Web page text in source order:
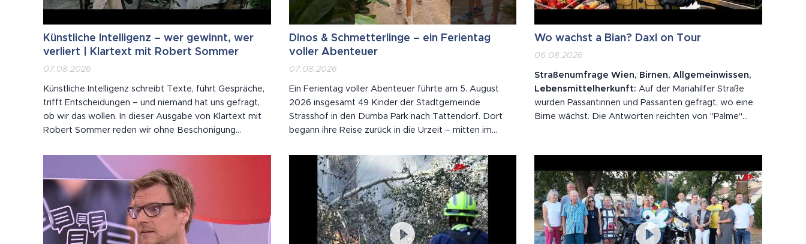
Künstliche Intelligenz – wer gewinnt, wer
verliert | Klartext mit Robert Sommer
07.08.2026
Künstliche Intelligenz schreibt Texte, führt Gespräche,
trifft Entscheidungen – und niemand hat uns gefragt,
ob wir das wollen. In dieser Ausgabe von Klartext mit
Robert Sommer reden wir ohne Beschönigung
hat: von der Arbeit über die Bildung bis zu dem, was
wir noch für "echt" halten. Vor...
Dinos & Schmetterlinge – ein Ferientag
voller Abenteuer
07.08.2026
Ein Ferientag voller Abenteuer führte am 5. August
2026 insgesamt 49 Kinder der Stadtgemeinde
Strasshof in den Dumba Park nach Tattendorf. Dort
begann ihre Reise zurück in die Urzeit – mitten im
vor den Toren Wiens. Zwischen rund 60 lebensgroßen
Dinosauriern tauchten die Kinder in eine Welt ein, die...
Wo wachst a Bian? Daxl on Tour
06.08.2026
Straßenumfrage Wien, Birnen, Allgemeinwissen,
Lebensmittelherkunft: Auf der Mariahilfer Straße
wurden Passantinnen und Passanten gefragt, wo eine
Birne wächst. Die Antworten reichten von "Palme"
Birnbaum gibt.